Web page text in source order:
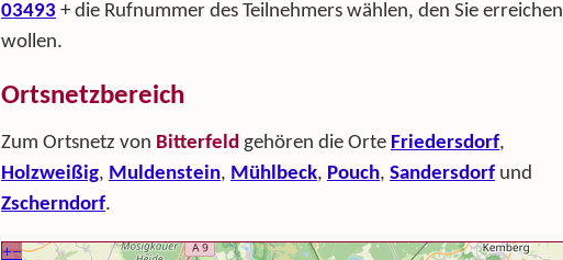
03493 + die Rufnummer des Teilnehmers wählen, den Sie erreichen
wollen.
Ortsnetzbereich
Zum Ortsnetz von Bitterfeld gehören die Orte Friedersdorf,
Holzweißig, Muldenstein, Mühlbeck, Pouch, Sandersdorf und
Zscherndorf.